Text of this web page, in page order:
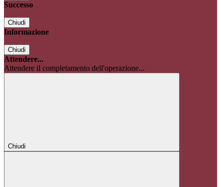
Successo
Chiudi
Informazione
Chiudi
Attendere...
Attendere il completamento dell'operazione...
Chiudi